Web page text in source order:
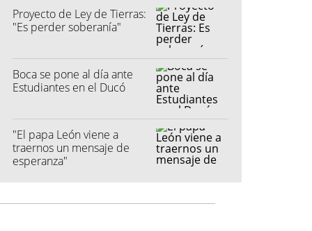
Proyecto de Ley de Tierras:
"Es perder soberanía"
Boca se pone al día ante
Estudiantes en el Ducó
"El papa León viene a
traernos un mensaje de
esperanza"